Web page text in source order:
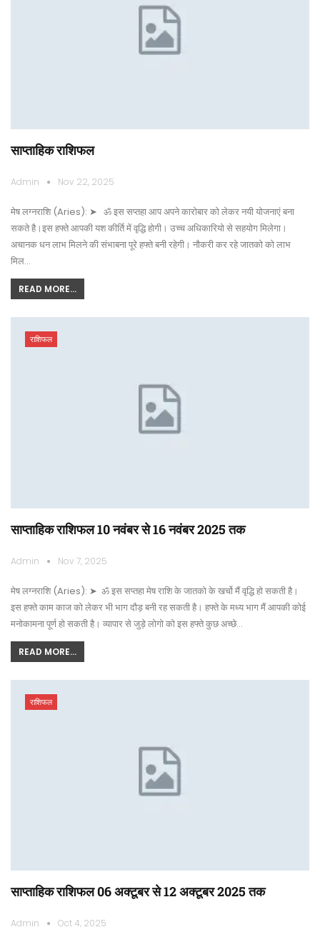
साप्ताहिक राशिफल
Admin Nov 22, 2025
मेष लग्नराशि (Aries): ➤ ॐ इस सप्तहा आप अपने कारोबार को लेकर नयी योजनाएं बना
सकते है।इस हफ्ते आपकी यश कीर्ति में वृद्धि होगी। उच्च अधिकारियो से सहयोग मिलेगा।
अचानक धन लाभ मिलने की संभाबना पूरे हफ्ते बनी रहेगी। नौकरी कर रहे जातको को लाभ
मिल…
READ MORE...
राशिफल
साप्ताहिक राशिफल 10 नवंबर से 16 नवंबर 2025 तक
Admin Nov 7, 2025
मेष लग्नराशि (Aries): ➤ ॐ इस सप्तहा मेष राशि के जातको के खर्चो मैं वृद्धि हो सकती है।
इस हफ्ते काम काज को लेकर भी भाग दौड़ बनी रह सकती है। हफ्ते के मध्य भाग मैं आपकी कोई
मनोकामना पूर्ण हो सकती है। व्यापार से जुड़े लोगो को इस हफ्ते कुछ अच्छे…
READ MORE...
राशिफल
साप्ताहिक राशिफल 06 अक्टूबर से 12 अक्टूबर 2025 तक
Admin Oct 4, 2025